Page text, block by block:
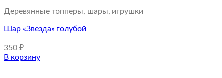
Деревянные топперы, шары, игрушки
Шар «Звезда» голубой
350 ₽
В корзину